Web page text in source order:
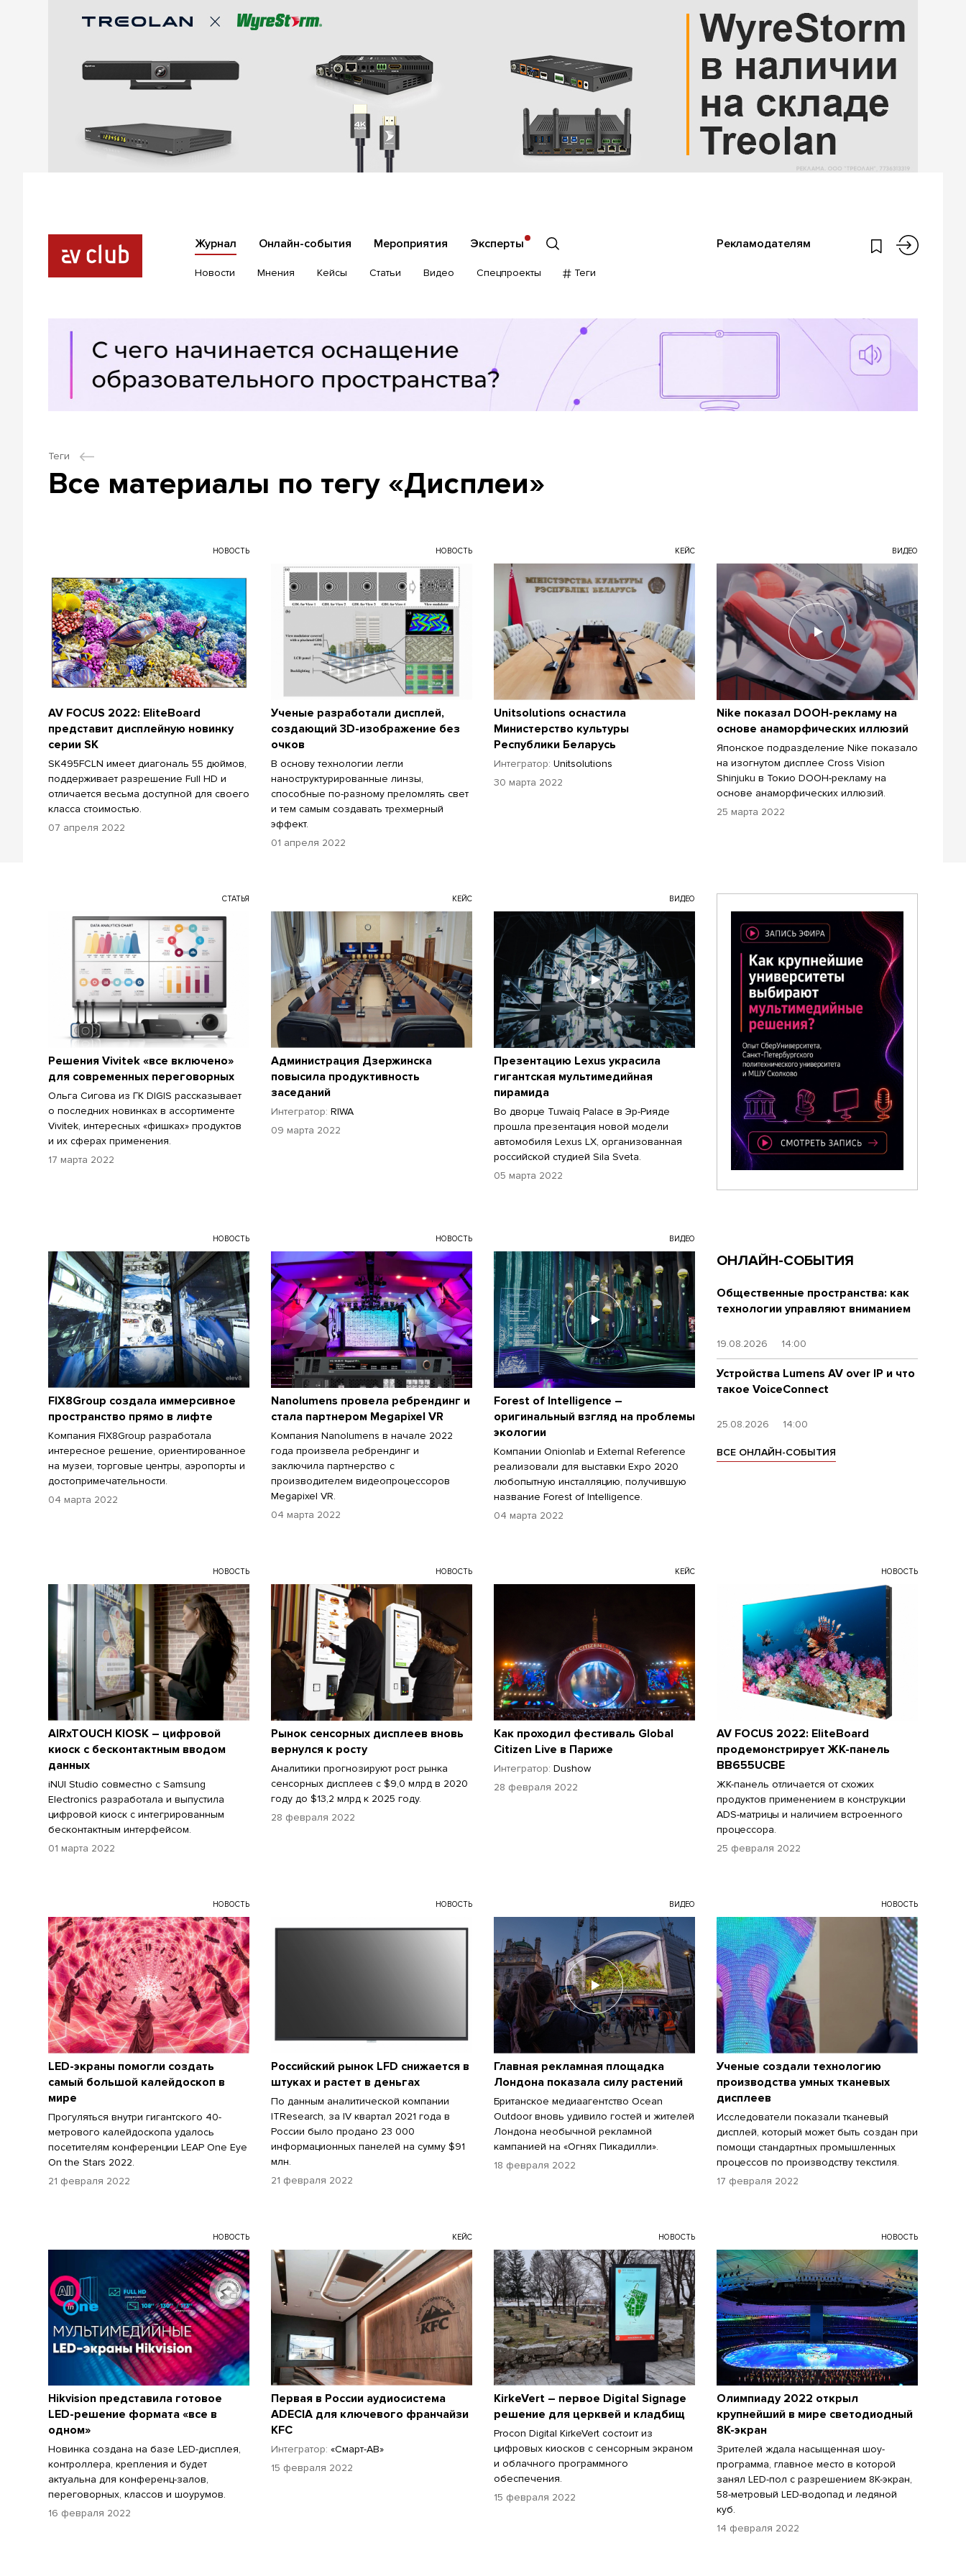
Журнал Онлайн-события Мероприятия Эксперты Рекламодателям
Новости Мнения Кейсы Статьи Видео Спецпроекты Теги
Теги
Все материалы по тегу «Дисплеи»
НОВОСТЬ
AV FOCUS 2022: EliteBoard
представит дисплейную новинку
серии SK
SK495FCLN имеет диагональ 55 дюймов,
поддерживает разрешение Full HD и
отличается весьма доступной для своего
класса стоимостью.
07 апреля 2022
НОВОСТЬ
Ученые разработали дисплей,
создающий 3D-изображение без
очков
В основу технологии легли
наноструктурированные линзы,
способные по-разному преломлять свет
и тем самым создавать трехмерный
эффект.
01 апреля 2022
КЕЙС
Unitsolutions оснастила
Министерство культуры
Республики Беларусь
Интегратор: Unitsolutions
30 марта 2022
ВИДЕО
Nike показал DOOH-рекламу на
основе анаморфических иллюзий
Японское подразделение Nike показало
на изогнутом дисплее Cross Vision
Shinjuku в Токио DOOH-рекламу на
основе анаморфических иллюзий.
25 марта 2022
СТАТЬЯ
Решения Vivitek «все включено»
для современных переговорных
Ольга Сигова из ГК DIGIS рассказывает
о последних новинках в ассортименте
Vivitek, интересных «фишках» продуктов
и их сферах применения.
17 марта 2022
КЕЙС
Администрация Дзержинска
повысила продуктивность
заседаний
Интегратор: RIWA
09 марта 2022
ВИДЕО
Презентацию Lexus украсила
гигантская мультимедийная
пирамида
Во дворце Tuwaiq Palace в Эр-Рияде
прошла презентация новой модели
автомобиля Lexus LX, организованная
российской студией Sila Sveta.
05 марта 2022
НОВОСТЬ
FIX8Group создала иммерсивное
пространство прямо в лифте
Компания FIX8Group разработала
интересное решение, ориентированное
на музеи, торговые центры, аэропорты и
достопримечательности.
04 марта 2022
НОВОСТЬ
Nanolumens провела ребрендинг и
стала партнером Megapixel VR
Компания Nanolumens в начале 2022
года произвела ребрендинг и
заключила партнерство с
производителем видеопроцессоров
Megapixel VR.
04 марта 2022
ВИДЕО
Forest of Intelligence –
оригинальный взгляд на проблемы
экологии
Компании Onionlab и External Reference
реализовали для выставки Expo 2020
любопытную инсталляцию, получившую
название Forest of Intelligence.
04 марта 2022
НОВОСТЬ
AIRxTOUCH KIOSK – цифровой
киоск с бесконтактным вводом
данных
iNUI Studio совместно с Samsung
Electronics разработала и выпустила
цифровой киоск с интегрированным
бесконтактным интерфейсом.
01 марта 2022
НОВОСТЬ
Рынок сенсорных дисплеев вновь
вернулся к росту
Аналитики прогнозируют рост рынка
сенсорных дисплеев с $9,0 млрд в 2020
году до $13,2 млрд к 2025 году.
28 февраля 2022
КЕЙС
Как проходил фестиваль Global
Citizen Live в Париже
Интегратор: Dushow
28 февраля 2022
НОВОСТЬ
AV FOCUS 2022: EliteBoard
продемонстрирует ЖК-панель
BB655UCBE
ЖК-панель отличается от схожих
продуктов применением в конструкции
ADS-матрицы и наличием встроенного
процессора.
25 февраля 2022
НОВОСТЬ
LED-экраны помогли создать
самый большой калейдоскоп в
мире
Прогуляться внутри гигантского 40-
метрового калейдоскопа удалось
посетителям конференции LEAP One Eye
On the Stars 2022.
21 февраля 2022
НОВОСТЬ
Российский рынок LFD снижается в
штуках и растет в деньгах
По данным аналитической компании
ITResearch, за IV квартал 2021 года в
России было продано 23 000
информационных панелей на сумму $91
млн.
21 февраля 2022
ВИДЕО
Главная рекламная площадка
Лондона показала силу растений
Британское медиаагентство Ocean
Outdoor вновь удивило гостей и жителей
Лондона необычной рекламной
кампанией на «Огнях Пикадилли».
18 февраля 2022
НОВОСТЬ
Ученые создали технологию
производства умных тканевых
дисплеев
Исследователи показали тканевый
дисплей, который может быть создан при
помощи стандартных промышленных
процессов по производству текстиля.
17 февраля 2022
НОВОСТЬ
Hikvision представила готовое
LED-решение формата «все в
одном»
Новинка создана на базе LED-дисплея,
контроллера, крепления и будет
актуальна для конференц-залов,
переговорных, классов и шоурумов.
16 февраля 2022
КЕЙС
Первая в России аудиосистема
ADECIA для ключевого франчайзи
KFC
Интегратор: «Смарт-АВ»
15 февраля 2022
НОВОСТЬ
KirkeVert – первое Digital Signage
решение для церквей и кладбищ
Procon Digital KirkeVert состоит из
цифровых киосков с сенсорным экраном
и облачного программного
обеспечения.
15 февраля 2022
НОВОСТЬ
Олимпиаду 2022 открыл
крупнейший в мире светодиодный
8K-экран
Зрителей ждала насыщенная шоу-
программа, главное место в которой
занял LED-пол с разрешением 8K-экран,
58-метровый LED-водопад и ледяной
куб.
14 февраля 2022
ОНЛАЙН-СОБЫТИЯ
Общественные пространства: как
технологии управляют вниманием
19.08.2026 14:00
Устройства Lumens AV over IP и что
такое VoiceConnect
25.08.2026 14:00
ВСЕ ОНЛАЙН-СОБЫТИЯ